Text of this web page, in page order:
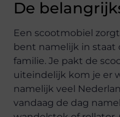
De
Een scootmobiel
bent namelijk in staat
familie. Je pakt de
uiteindelijk kom je er
namelijk veel
vandaag de dag